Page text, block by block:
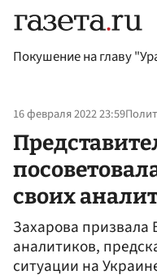
Покушение на главу
16 февраля 2022 23:59
своих
Захарова призвала
аналитиков,
ситуации на